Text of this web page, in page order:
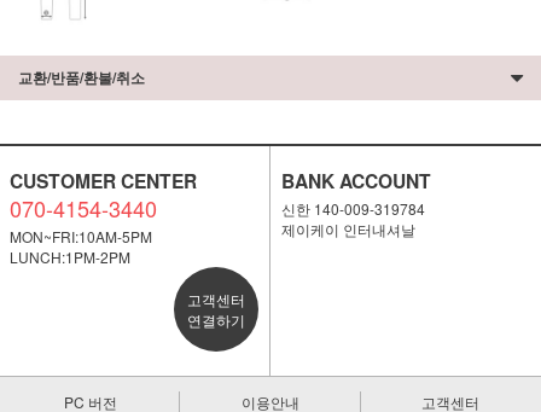
교환/반품/환불/취소
CUSTOMER CENTER
070-4154-3440
MON~FRI:10AM-5PM
LUNCH:1PM-2PM
고객센터
연결하기
BANK ACCOUNT
신한 140-009-319784
제이케이 인터내셔날
PC 버전 이용안내 고객센터